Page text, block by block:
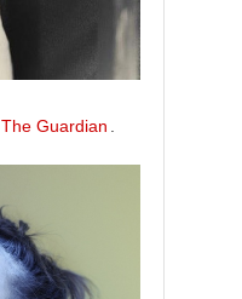
The Guardian